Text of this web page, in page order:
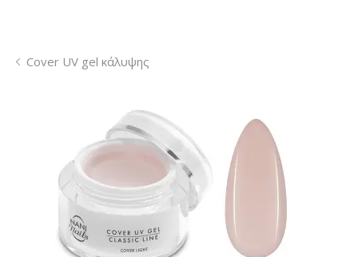
Cover UV gel κάλυψης